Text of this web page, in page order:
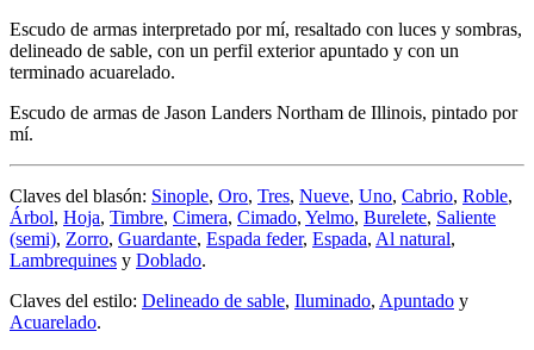
Escudo de armas interpretado por mí, resaltado con luces y sombras,
delineado de sable, con un perfil exterior apuntado y con un
terminado acuarelado.
Escudo de armas de Jason Landers Northam de Illinois, pintado por
mí.
Claves del blasón: Sinople, Oro, Tres, Nueve, Uno, Cabrio, Roble,
Árbol, Hoja, Timbre, Cimera, Cimado, Yelmo, Burelete, Saliente
(semi), Zorro, Guardante, Espada feder, Espada, Al natural,
Lambrequines y Doblado.
Claves del estilo: Delineado de sable, Iluminado, Apuntado y
Acuarelado.